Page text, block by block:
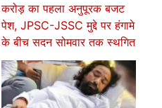
करोड़ का पहला अनुपूरक बजट
पेश, JPSC-JSSC मुद्दे पर हंगामे
के बीच सदन सोमवार तक स्थगित